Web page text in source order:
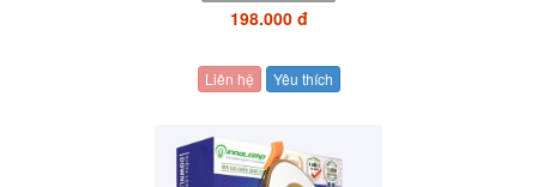
198.000 đ
Liên hệ Yêu thích